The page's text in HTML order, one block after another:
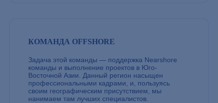
КОМАНДА OFFSHORE
Задача этой команды — поддержка Nearshore
команды и выполнение проектов в Юго-
Восточной Азии. Данный регион насыщен
профессиональными кадрами, и, пользуясь
своим географическим присутствием, мы
нанимаем там лучших специалистов.